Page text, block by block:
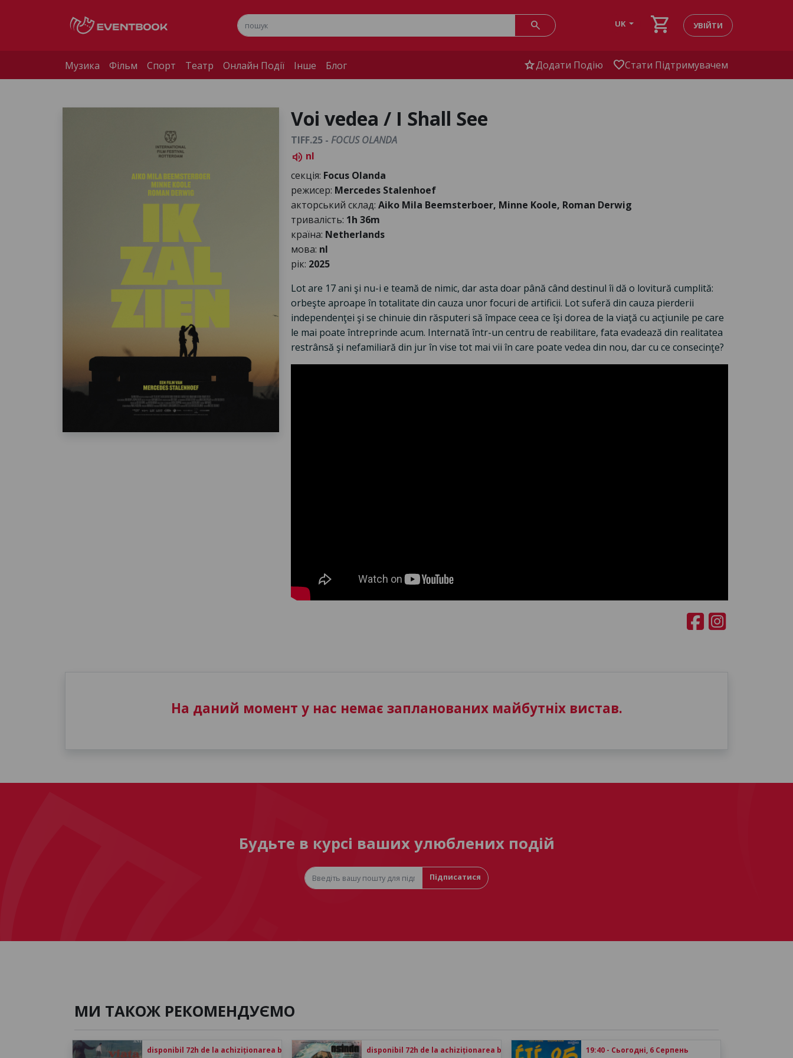
search UK shopping_cart УВІЙТИ
Музика Фільм Спорт Театр Онлайн Події Інше Блог starДодати Подію favoriteСтати Підтримувачем
Voi vedea / I Shall See
TIFF.25 - FOCUS OLANDA
volume_up nl
секція: Focus Olanda
режисер: Mercedes Stalenhoef
акторський склад: Aiko Mila Beemsterboer, Minne Koole, Roman Derwig
тривалість: 1h 36m
країна: Netherlands
мова: nl
рік: 2025
Lot are 17 ani şi nu-i e teamă de nimic, dar asta doar până când destinul îi dă o lovitură cumplită:
orbeşte aproape în totalitate din cauza unor focuri de artificii. Lot suferă din cauza pierderii
independenţei şi se chinuie din răsputeri să împace ceea ce îşi dorea de la viaţă cu acţiunile pe care
le mai poate întreprinde acum. Internată într-un centru de reabilitare, fata evadează din realitatea
restrânsă şi nefamiliară din jur în vise tot mai vii în care poate vedea din nou, dar cu ce consecinţe?
На даний момент у нас немає запланованих майбутніх вистав.
Будьте в курсі ваших улюблених подій
Підписатися
МИ ТАКОЖ РЕКОМЕНДУЄМО
disponibil 72h de la achiziționarea biletului disponibil 72h de la achiziționarea biletului 19:40 - Сьогодні, 6 Серпень